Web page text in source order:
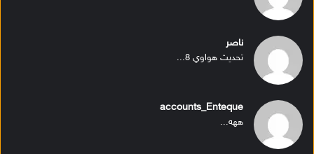
ناصر
تحديث هواوي 8...
accounts_Enteque
ههه...